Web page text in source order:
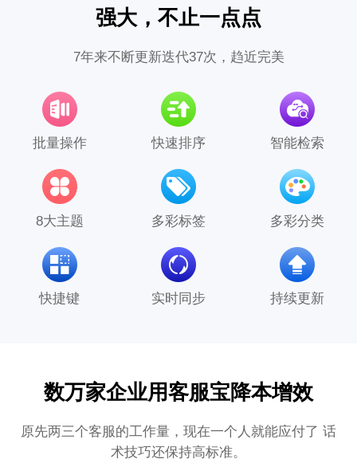
强大，不止一点点
7年来不断更新迭代37次，趋近完美
批量操作 快速排序 智能检索
8大主题 多彩标签 多彩分类
快捷键 实时同步 持续更新
数万家企业用客服宝降本增效
原先两三个客服的工作量，现在一个人就能应付了 话
术技巧还保持高标准。